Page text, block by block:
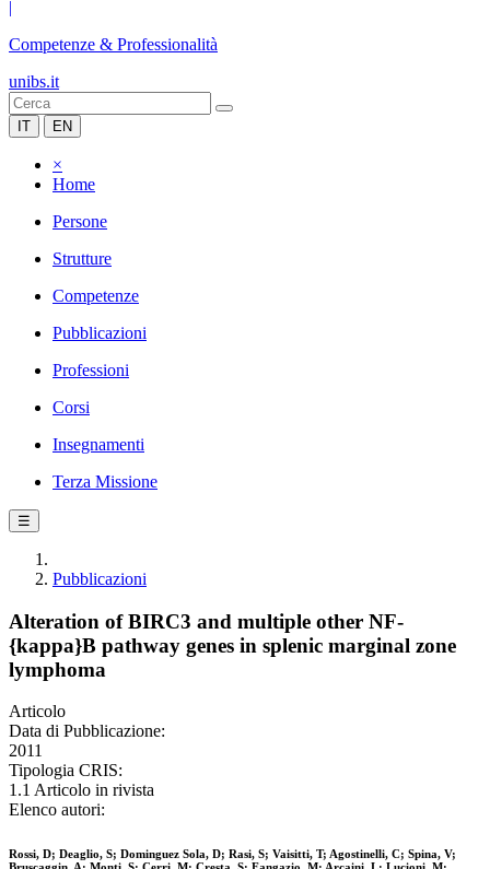
|
Competenze & Professionalità
unibs.it
IT EN
×
Home
Persone
Strutture
Competenze
Pubblicazioni
Professioni
Corsi
Insegnamenti
Terza Missione
☰
Pubblicazioni
Alteration of BIRC3 and multiple other NF-
{kappa}B pathway genes in splenic marginal zone
lymphoma
Articolo
Data di Pubblicazione:
2011
Tipologia CRIS:
1.1 Articolo in rivista
Elenco autori:
Rossi, D; Deaglio, S; Dominguez Sola, D; Rasi, S; Vaisitti, T; Agostinelli, C; Spina, V;